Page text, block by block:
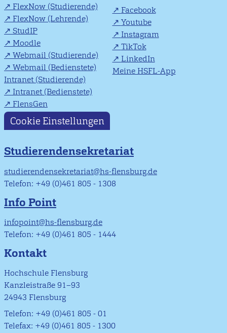
FlexNow (Studierende)
FlexNow (Lehrende)
StudIP
Moodle
Webmail (Studierende)
Webmail (Bedienstete)
Intranet (Studierende)
Intranet (Bedienstete)
FlensGen
Facebook
Youtube
Instagram
TikTok
LinkedIn
Meine HSFL-App
Cookie Einstellungen
Studierendensekretariat
studierendensekretariat@hs-flensburg.de
Telefon: +49 (0)461 805 - 1308
Info Point
infopoint@hs-flensburg.de
Telefon: +49 (0)461 805 - 1444
Kontakt
Hochschule Flensburg
Kanzleistraße 91–93
24943 Flensburg
Telefon: +49 (0)461 805 - 01
Telefax: +49 (0)461 805 - 1300